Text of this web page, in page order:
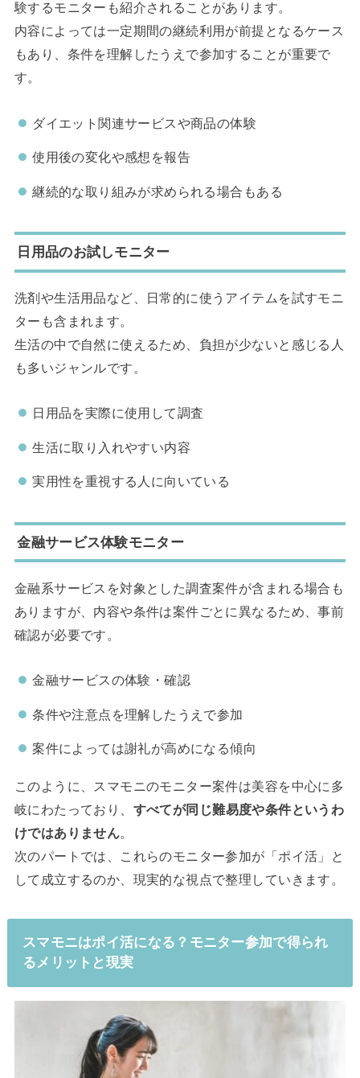
験するモニターも紹介されることがあります。
内容によっては一定期間の継続利用が前提となるケース
もあり、条件を理解したうえで参加することが重要で
す。
ダイエット関連サービスや商品の体験
使用後の変化や感想を報告
継続的な取り組みが求められる場合もある
日用品のお試しモニター
洗剤や生活用品など、日常的に使うアイテムを試すモニ
ターも含まれます。
生活の中で自然に使えるため、負担が少ないと感じる人
も多いジャンルです。
日用品を実際に使用して調査
生活に取り入れやすい内容
実用性を重視する人に向いている
金融サービス体験モニター
金融系サービスを対象とした調査案件が含まれる場合も
ありますが、内容や条件は案件ごとに異なるため、事前
確認が必要です。
金融サービスの体験・確認
条件や注意点を理解したうえで参加
案件によっては謝礼が高めになる傾向
このように、スマモニのモニター案件は美容を中心に多
岐にわたっており、 すべてが同じ難易度や条件というわ
けではありません
次のパートでは、これらのモニター参加が「ポイ活」と
して成立するのか、現実的な視点で整理していきます。
スマモニはポイ活になる？モニター参加で得られ
るメリットと現実